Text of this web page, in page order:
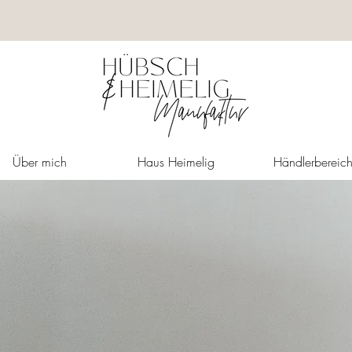
Über mich Haus Heimelig Händlerbereich